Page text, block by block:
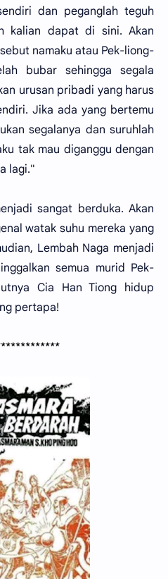
dan peganglah teguh
kalian dapat di sini. Akan
namaku atau Pek-liong-
bubar sehingga segala
urusan pribadi yang harus
Jika ada yang bertemu
segalanya dan suruhlah
tak mau diganggu dengan
lagi."
sangat berduka. Akan
watak suhu mereka yang
Lembah Naga menjadi
semua murid Pek-
Cia Han Tiong hidup
pertapa!